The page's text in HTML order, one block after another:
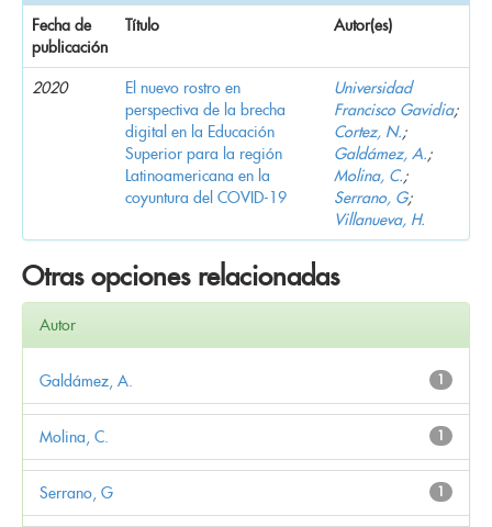
Fecha de
publicación
Título Autor(es)
2020
El nuevo rostro en
perspectiva de la brecha
digital en la Educación
Superior para la región
Latinoamericana en la
coyuntura del COVID-19
Universidad
Francisco Gavidia;
Cortez, N.;
Galdámez, A.;
Molina, C.;
Serrano, G;
Villanueva, H.
Otras opciones relacionadas
Autor
1
Galdámez, A.
1
Molina, C.
1
Serrano, G